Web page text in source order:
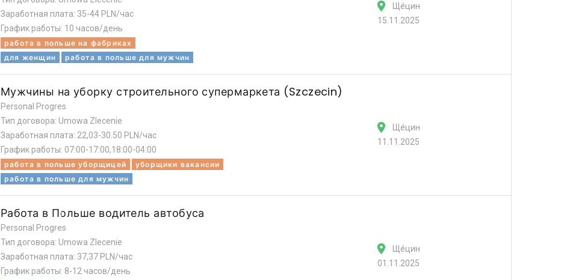
Заработная плата: 35-44 PLN/час
График работы: 10 часов/день
работа в польше на фабриках
для женщин
работа в польше для мужчин
Ще́цин
15.11.2025
Мужчины на уборку строительного супермаркета (Szczecin)
Personal Progres
Тип договора: Umowa Zlecenie
Заработная плата: 22,03-30.50 PLN/час
График работы: 07:00-17:00,18:00-04:00
работа в польше уборщицей
уборщики вакансии
работа в польше для мужчин
Ще́цин
11.11.2025
Работа в Польше водитель автобуса
Personal Progres
Тип договора: Umowa Zlecenie
Заработная плата: 37,37 PLN/час
График работы: 8-12 часов/день
Ще́цин
01.11.2025